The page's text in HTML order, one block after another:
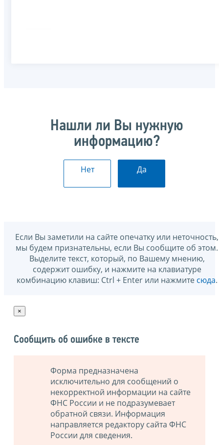
Нашли ли Вы нужную
информацию?
Нет Да
Если Вы заметили на сайте опечатку или неточность,
мы будем признательны, если Вы сообщите об этом.
Выделите текст, который, по Вашему мнению,
содержит ошибку, и нажмите на клавиатуре
комбинацию клавиш: Ctrl + Enter или нажмите сюда.
×
Сообщить об ошибке в тексте
Форма предназначена
исключительно для сообщений о
некорректной информации на сайте
ФНС России и не подразумевает
обратной связи. Информация
направляется редактору сайта ФНС
России для сведения.